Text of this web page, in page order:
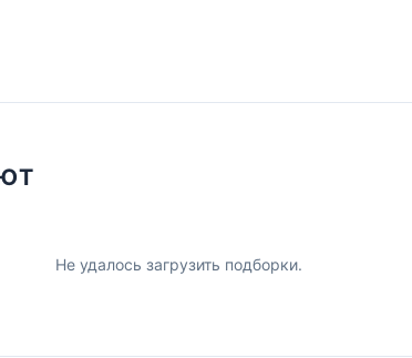
Не удалось загрузить подборки.